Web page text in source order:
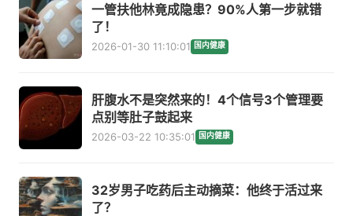
一管扶他林竟成隐患？90%人第一步就错
了！
2026-01-30 11:10:01 国内健康
肝腹水不是突然来的！4个信号3个管理要
点别等肚子鼓起来
2026-03-22 10:35:01 国内健康
32岁男子吃药后主动摘菜：他终于活过来
了？